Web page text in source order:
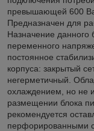
превышающей 600
Предназначен для
Назначение данного
переменного
постоянное
корпуса: закрытый
негерметичный.
охлаждением, но не
размещении блока
рекомендуется
перфорированными